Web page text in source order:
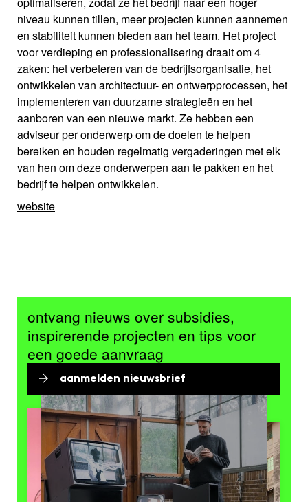
niveau kunnen tillen, meer projecten kunnen aannemen
en stabiliteit kunnen bieden aan het team. Het project
voor verdieping en professionalisering draait om 4
zaken: het verbeteren van de bedrijfsorganisatie, het
ontwikkelen van architectuur- en ontwerpprocessen, het
implementeren van duurzame strategieën en het
aanboren van een nieuwe markt. Ze hebben een
adviseur per onderwerp om de doelen te helpen
bereiken en houden regelmatig vergaderingen met elk
van hen om deze onderwerpen aan te pakken en het
bedrijf te helpen ontwikkelen.
website
ontvang nieuws over subsidies,
inspirerende projecten en tips voor
een goede aanvraag
aanmelden nieuwsbrief